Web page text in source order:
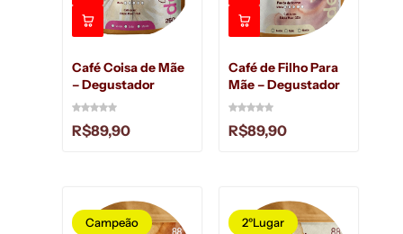
Café Coisa de Mãe
– Degustador
R$89,90
Café de Filho Para
Mãe – Degustador
R$89,90
Campeão 2ºLugar